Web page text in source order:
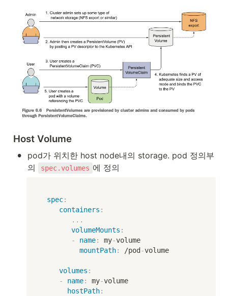
Host Volume
•
pod가 위치한 host node내의 storage. pod 정의부
의
spec.volumes 에 정의
spec:
containers :
...
volumeMounts :
-
name: my-volume
mountPath: /pod -volume
volumes :
-
name: my-volume
hostPath: